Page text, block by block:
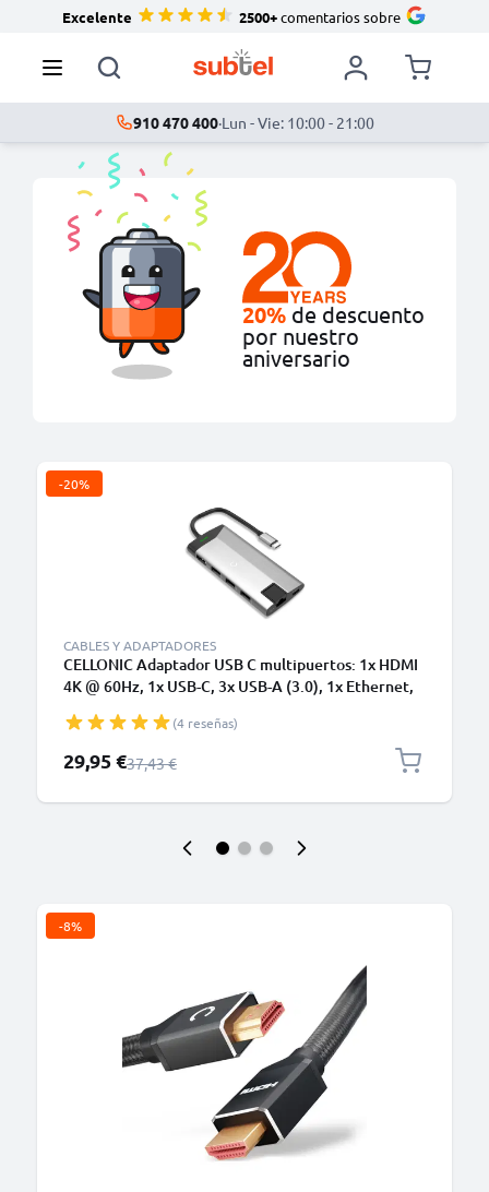
Excelente 2500+comentarios sobre
910 470 400·Lun - Vie: 10:00 - 21:00
20% de descuento
por nuestro
aniversario
-20%
CABLES Y ADAPTADORES
CELLONIC Adaptador USB C multipuertos: 1x HDMI
4K @ 60Hz, 1x USB-C, 3x USB-A (3.0), 1x Ethernet,
puertos compatible con Mac OS, Windows,
Macbook, Lenovo, Dell o HP
(4 reseñas)
Precio especial
29,95 €Precio normal
37,43 €
-8%